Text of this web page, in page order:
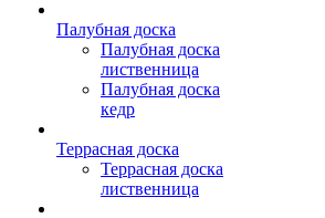
Палубная доска
Палубная доска
лиственница
Палубная доска
кедр
Террасная доска
Террасная доска
лиственница